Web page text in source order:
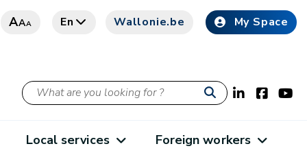
AAA En Wallonie.be My Space
Local services Foreign workers